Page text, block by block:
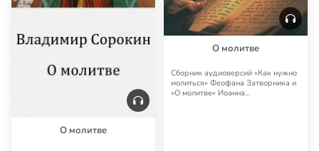
О молитве
О молитве
Сборник аудиоверсий «Как нужно
молиться» Феофана Затворника и
«О молитве» Иоанна